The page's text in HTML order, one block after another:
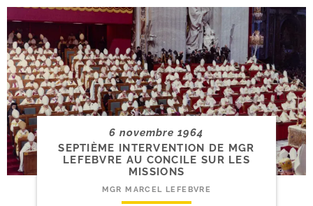
6 novembre 1964
SEPTIÈME INTERVENTION DE MGR
LEFEBVRE AU CONCILE SUR LES
MISSIONS
MGR MARCEL LEFEBVRE